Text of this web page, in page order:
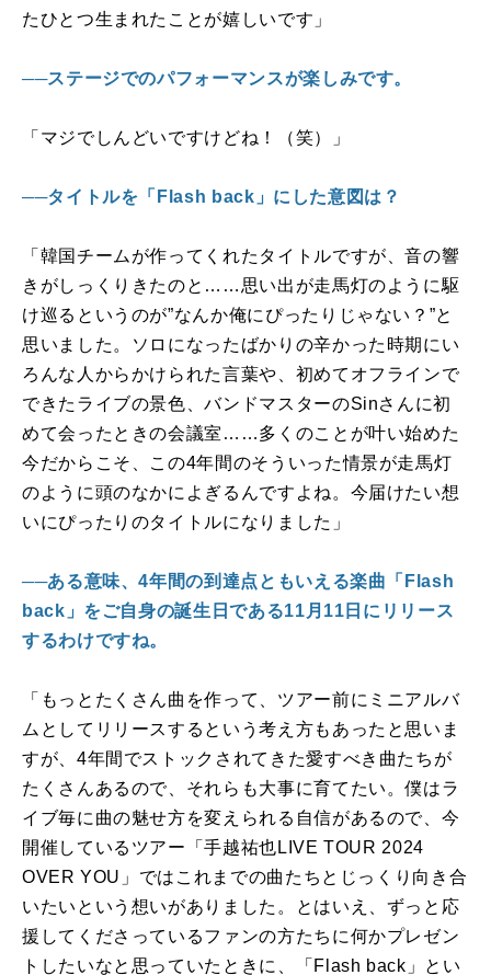
たひとつ生まれたことが嬉しいです」
──ステージでのパフォーマンスが楽しみです。
「マジでしんどいですけどね！（笑）」
──タイトルを「Flash back」にした意図は？
「韓国チームが作ってくれたタイトルですが、音の響
きがしっくりきたのと……思い出が走馬灯のように駆
け巡るというのが”なんか俺にぴったりじゃない？”と
思いました。ソロになったばかりの辛かった時期にい
ろんな人からかけられた言葉や、初めてオフラインで
できたライブの景色、バンドマスターのSinさんに初
めて会ったときの会議室……多くのことが叶い始めた
今だからこそ、この4年間のそういった情景が走馬灯
のように頭のなかによぎるんですよね。今届けたい想
いにぴったりのタイトルになりました」
──ある意味、4年間の到達点ともいえる楽曲「Flash
back」をご自身の誕生日である11月11日にリリース
するわけですね。
「もっとたくさん曲を作って、ツアー前にミニアルバ
ムとしてリリースするという考え方もあったと思いま
すが、 4年間でストックされてきた愛すべき曲たちが
たくさんあるので、それらも大事に育てたい。僕はラ
イブ毎に曲の魅せ方を変えられる自信があるので、今
開催しているツアー「手越祐也 LIVE TOUR 2024
OVER YOU 」ではこれまでの曲たちとじっくり向き合
いたいという想いがありました。とはいえ、ずっと応
援してくださっているファンの方たちに何かプレゼン
トしたいなと思っていたときに、「 Flash back 」とい